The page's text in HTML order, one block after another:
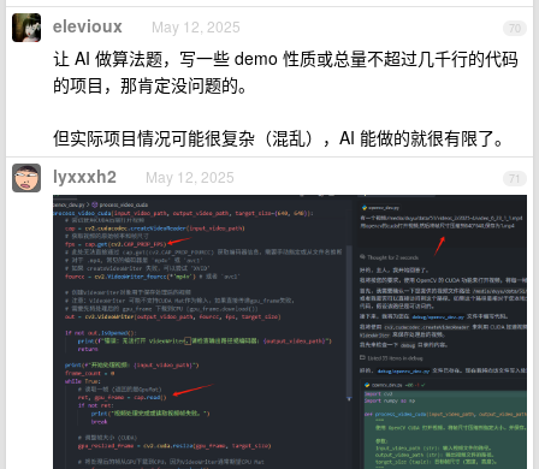
70
elevioux May 12, 2025
让 AI 做算法题，写一些 demo 性质或总量不超过几千行的代码
的项目，那肯定没问题的。
但实际项目情况可能很复杂（混乱），AI 能做的就很有限了。
71
lyxxxh2 May 12, 2025